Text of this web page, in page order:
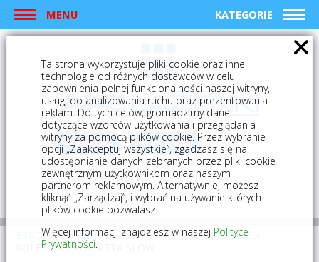
MENU KATEGORIE
logowanie rejestracja
Mój koszyk (0)
STRONA GŁÓWNA PŁYTKI
PŁYTKI GRESOWE
KOLEKCJA CALACATTA SLOW
Ta strona wykorzystuje pliki cookie oraz inne
technologie od różnych dostawców w celu
zapewnienia pełnej funkcjonalności naszej witryny,
usług, do analizowania ruchu oraz prezentowania
reklam. Do tych celów, gromadzimy dane
dotyczące wzorców użytkowania i przeglądania
witryny za pomocą plików cookie. Przez wybranie
opcji „Zaakceptuj wszystkie”, zgadzasz się na
udostępnianie danych zebranych przez pliki cookie
zewnętrznym użytkownikom oraz naszym
partnerom reklamowym. Alternatywnie, możesz
kliknąć „Zarządzaj”, i wybrać na używanie których
plików cookie pozwalasz.
Więcej informacji znajdziesz w naszej Polityce
Prywatności.